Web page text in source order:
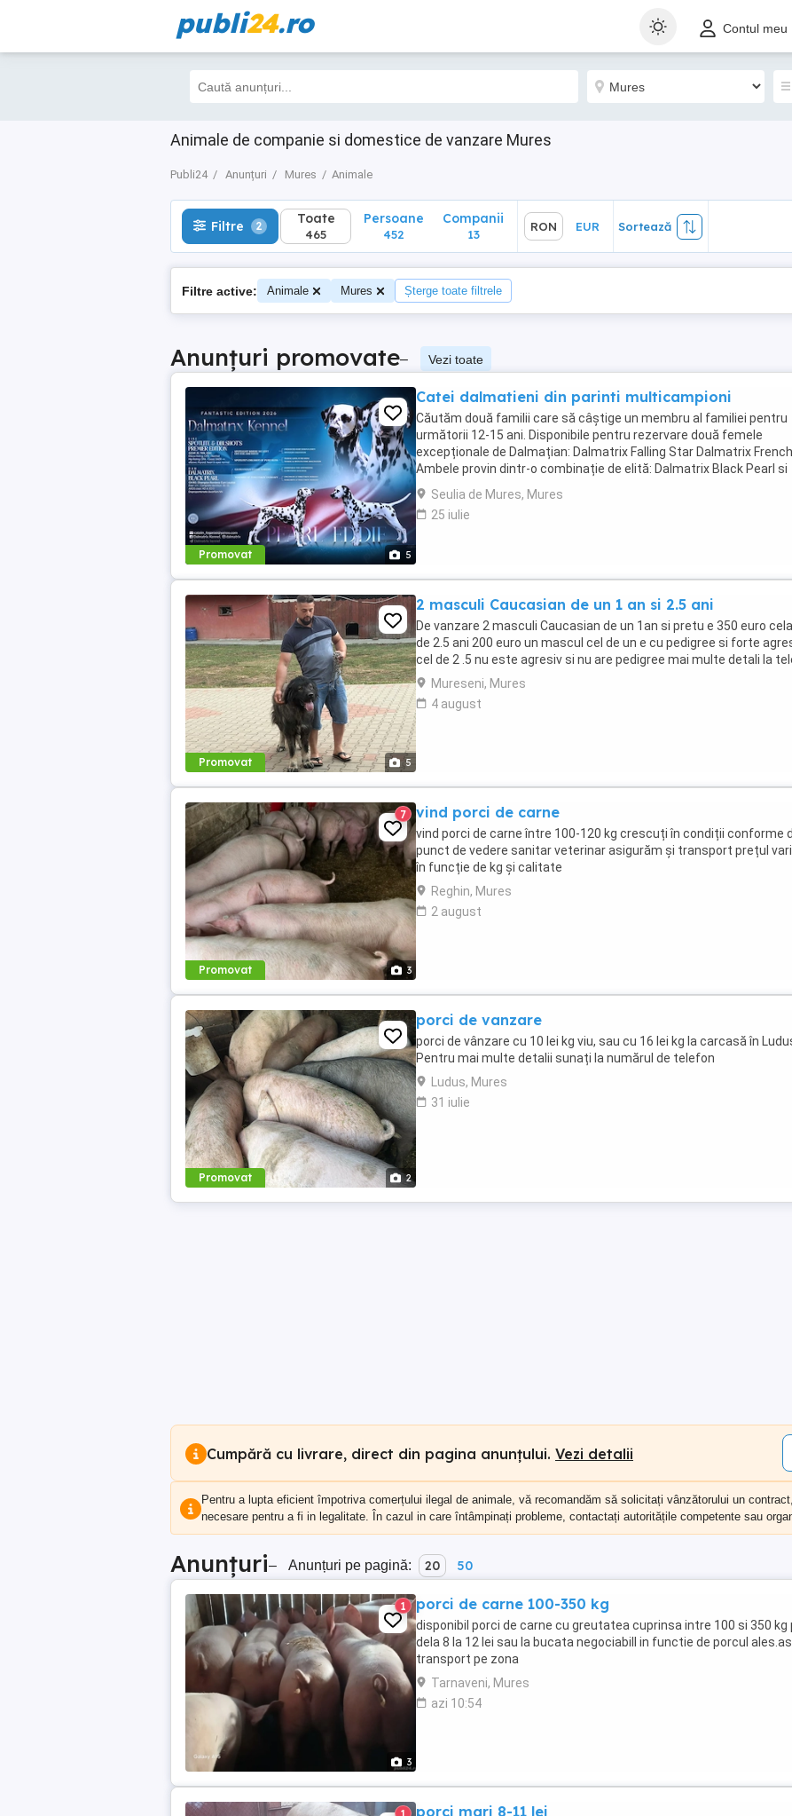
publi24.ro Contul meu
Animale de companie si domestice de vanzare Mures
Publi24 Anunțuri Mures Animale
Filtre 2 Toate
465
Sortează
Filtre 2 Toate
465
Persoane
452
Companii
13
RON EUR Sortează
Filtre active: Animale Mures Șterge toate filtrele
Anunțuri promovate– Vezi toate
Promovat 5
Catei dalmatieni din parinti multicampioni
Căutăm două familii care să câștige un membru al familiei pentru
următorii 12-15 ani. Disponibile pentru rezervare două femele
excepționale de Dalmațian: Dalmatrix Falling Star Dalmatrix
Ambele provin dintr-o combinație de elită: Dalmatrix Black Pearl si
Spotlite & Dblshot s Premier ...
Seulia de Mures, Mures
25 iulie
Promovat 5
2 masculi Caucasian de un 1 an si 2.5 ani
De vanzare 2 masculi Caucasian de un 1an si pretu e 350 euro
de 2.5 ani 200 euro un mascul cel de un e cu pedigree si forte
cel de 2 .5 nu este agresiv si nu are pedigree mai multe detali la
Mureseni, Mures
4 august
Promovat 3
7 vind porci de carne
vind porci de carne între 100-120 kg crescuți în condiții conforme
punct de vedere sanitar veterinar asigurăm și transport prețul
în funcție de kg și calitate
Reghin, Mures
2 august
Promovat 2
porci de vanzare
porci de vânzare cu 10 lei kg viu, sau cu 16 lei kg la carcasă în
Pentru mai multe detalii sunați la numărul de telefon
Ludus, Mures
31 iulie
Cumpără cu livrare, direct din pagina anunțului. Vezi detalii
Pentru a lupta eficient împotriva comerțului ilegal de animale, vă recomandăm să solicitați vânzătorului un
necesare pentru a fi in legalitate. În cazul in care întâmpinați probleme, contactați autoritățile competente sau
Anunțuri– Anunțuri pe pagină: 20 50
3
1 porci de carne 100-350 kg
disponibil porci de carne cu greutatea cuprinsa intre 100 si 350 kg
dela 8 la 12 lei sau la bucata negociabill in functie de porcul
transport pe zona
Tarnaveni, Mures
azi 10:54
porci mari 8-11 lei